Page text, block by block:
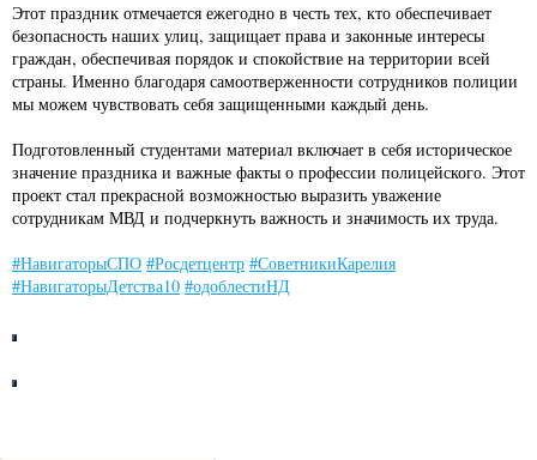
Этот праздник отмечается ежегодно в честь тех, кто обеспечивает
безопасность наших улиц, защищает права и законные интересы
граждан, обеспечивая порядок и спокойствие на территории всей
страны. Именно благодаря самоотверженности сотрудников полиции
мы можем чувствовать себя защищенными каждый день.
Подготовленный студентами материал включает в себя историческое
значение праздника и важные факты о профессии полицейского. Этот
проект стал прекрасной возможностью выразить уважение
сотрудникам МВД и подчеркнуть важность и значимость их труда.
#НавигаторыСПО #Росдетцентр #СоветникиКарелия
#НавигаторыДетства10 #одоблестиНД